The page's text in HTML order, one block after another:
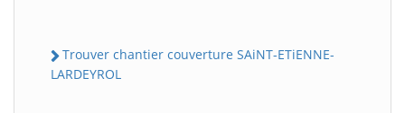
Trouver chantier couverture SAiNT-ETiENNE-
LARDEYROL